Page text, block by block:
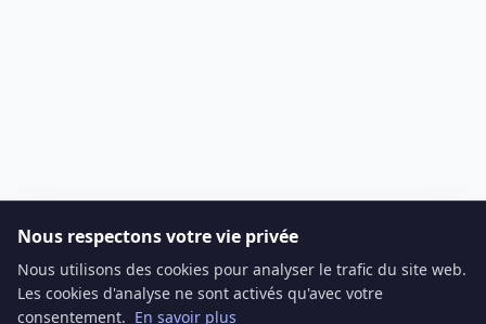
Nous respectons votre vie privée
Nous utilisons des cookies pour analyser le trafic du site web.
Les cookies d'analyse ne sont activés qu'avec votre
consentement. En savoir plus